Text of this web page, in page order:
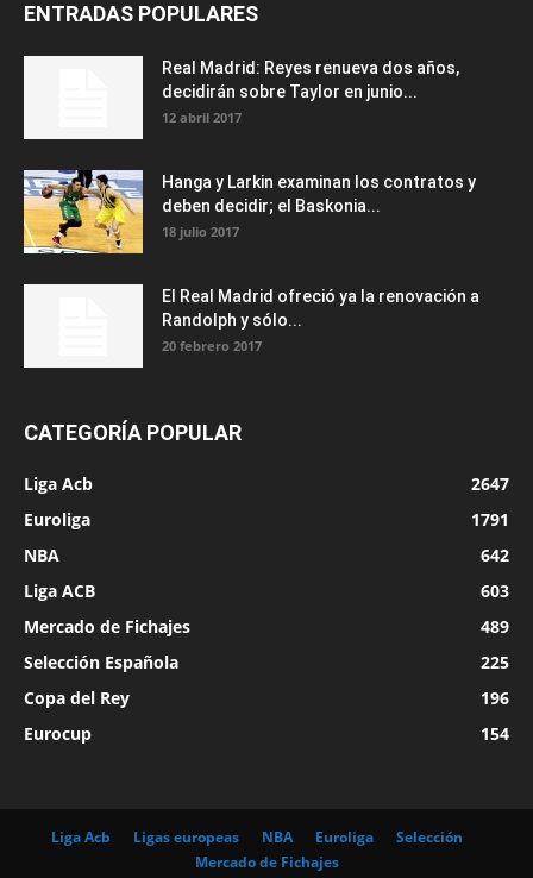
ENTRADAS POPULARES
Real Madrid: Reyes renueva dos años,
decidirán sobre Taylor en junio...
12 abril 2017
Hanga y Larkin examinan los contratos y
deben decidir; el Baskonia...
18 julio 2017
El Real Madrid ofreció ya la renovación a
Randolph y sólo...
20 febrero 2017
CATEGORÍA POPULAR
Liga Acb
2647
Euroliga
1791
NBA
642
Liga ACB
603
Mercado de Fichajes
489
Selección Española
225
Copa del Rey
196
Eurocup
154
Liga Acb Ligas europeas NBA Euroliga
Selección
Mercado de Fichajes